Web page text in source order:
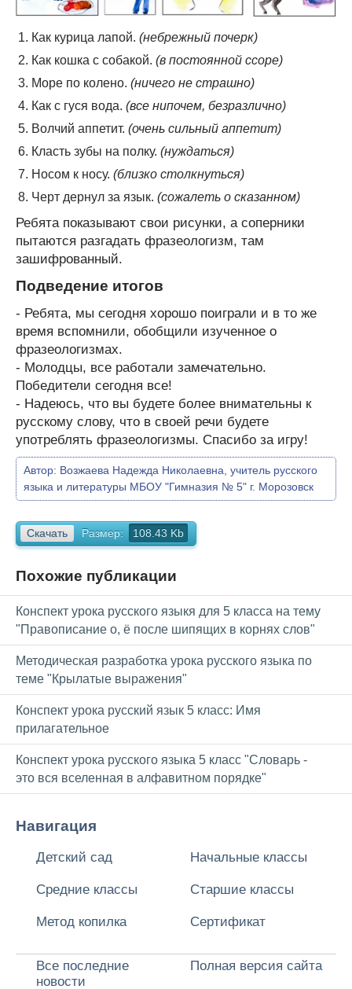
Как курица лапой. (небрежный почерк)
Как кошка с собакой. (в постоянной ссоре)
Море по колено. (ничего не страшно)
Как с гуся вода. (все нипочем, безразлично)
Волчий аппетит. (очень сильный аппетит)
Класть зубы на полку. (нуждаться)
Носом к носу. (близко столкнуться)
Черт дернул за язык. (сожалеть о сказанном)
Ребята показывают свои рисунки, а соперники
пытаются разгадать фразеологизм, там
зашифрованный.
Подведение итогов
- Ребята, мы сегодня хорошо поиграли и в то же
время вспомнили, обобщили изученное о
фразеологизмах.
- Молодцы, все работали замечательно.
Победители сегодня все!
- Надеюсь, что вы будете более внимательны к
русскому слову, что в своей речи будете
употреблять фразеологизмы. Спасибо за игру!
Автор: Возжаева Надежда Николаевна, учитель русского
языка и литературы МБОУ "Гимназия № 5" г. Морозовск
Скачать Размер: 108.43 Kb
Похожие публикации
Конспект урока русского языкя для 5 класса на тему
"Правописание о, ё после шипящих в корнях слов"
Методическая разработка урока русского языка по
теме "Крылатые выражения"
Конспект урока русский язык 5 класс: Имя
прилагательное
Конспект урока русского языка 5 класс "Словарь -
это вся вселенная в алфавитном порядке"
Навигация
Детский сад Начальные классы
Средние классы Старшие классы
Метод копилка Сертификат
Все последние
новости
Полная версия сайта